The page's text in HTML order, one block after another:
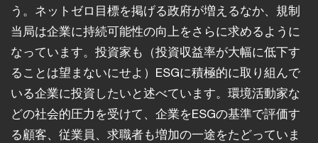
う。ネットゼロ目標を掲げる政府が増えるなか、規制
当局は企業に持続可能性の向上をさらに求めるように
なっています。投資家も（投資収益率が大幅に低下す
ることは望まないにせよ）ESGに積極的に取り組んで
いる企業に投資したいと述べています。環境活動家な
どの社会的圧力を受けて、企業をESGの基準で評価す
る顧客、従業員、求職者も増加の一途をたどっていま